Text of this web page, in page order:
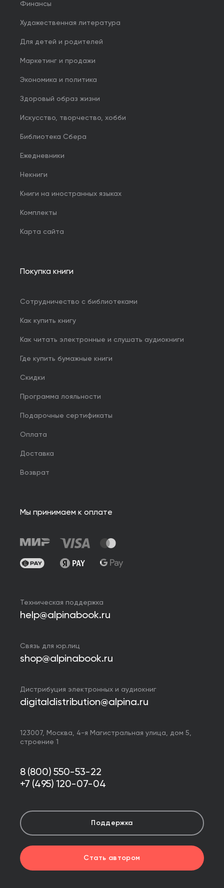
Финансы
Художественная литература
Для детей и родителей
Маркетинг и продажи
Экономика и политика
Здоровый образ жизни
Искусство, творчество, хобби
Библиотека Сбера
Ежедневники
Некниги
Книги на иностранных языках
Комплекты
Карта сайта
Покупка книги
Сотрудничество с библиотеками
Как купить книгу
Как читать электронные и слушать аудиокниги
Где купить бумажные книги
Скидки
Программа лояльности
Подарочные сертификаты
Оплата
Доставка
Возврат
Мы принимаем к оплате
Техническая поддержка
help@alpinabook.ru
Связь для юр.лиц
shop@alpinabook.ru
Дистрибуция электронных и аудиокниг
digitaldistribution@alpina.ru
123007, Москва, 4-я Магистральная улица, дом 5,
строение 1
8 (800) 550-53-22
+7 (495) 120-07-04
Поддержка
Стать автором